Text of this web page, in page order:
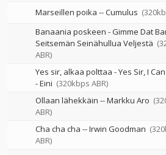
Marseillen poika --Cumulus
Banaania poskeen - Gimme Dat
Seitsemän Seinähullua Veljestä
ABR)
Yes sir, alkaa polttaa - Yes Sir, I
-Eini (320kbps ABR)
Ollaan lähekkäin --Markku Aro
ABR)
Cha cha cha --Irwin Goodman
ABR)